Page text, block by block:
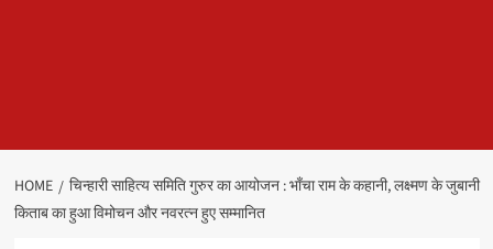
HOME
चिन्हारी साहित्य समिति गुरुर का आयोजन : भाँचा राम के कहानी, लक्ष्मण के जुबानी
किताब का हुआ विमोचन और नवरत्न हुए सम्मानित